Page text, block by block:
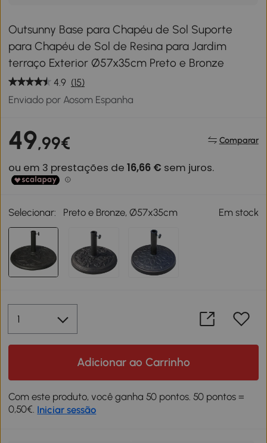
Outsunny Base para Chapéu de Sol Suporte
para Chapéu de Sol de Resina para Jardim
terraço Exterior Ø57x35cm Preto e Bronze
4.9 (15)
Enviado por Aosom Espanha
49,99€ Comparar
Selecionar: Preto e Bronze, Ø57x35cm Em stock
Adicionar ao Carrinho
Com este produto, você ganha 50 pontos. 50 pontos =
0,50€. Iniciar sessão